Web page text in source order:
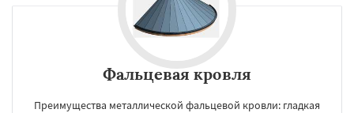
Фальцевая кровля
Преимущества металлической фальцевой кровли: гладкая